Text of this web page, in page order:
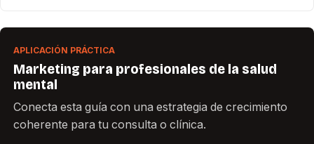
APLICACIÓN PRÁCTICA
Marketing para profesionales de la salud
mental
Conecta esta guía con una estrategia de crecimiento
coherente para tu consulta o clínica.